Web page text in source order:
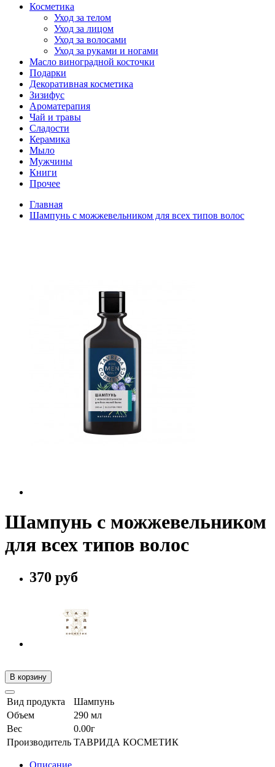
Косметика
Уход за телом
Уход за лицом
Уход за волосами
Уход за руками и ногами
Масло виноградной косточки
Подарки
Декоративная косметика
Зизифус
Ароматерапия
Чай и травы
Сладости
Керамика
Мыло
Мужчины
Книги
Прочее
Главная
Шампунь с можжевельником для всех типов волос
Шампунь с можжевельником
для всех типов волос
370 руб
В корзину
Вид продукта
Шампунь
Объем
290 мл
Вес
0.00г
Производитель ТАВРИДА КОСМЕТИК